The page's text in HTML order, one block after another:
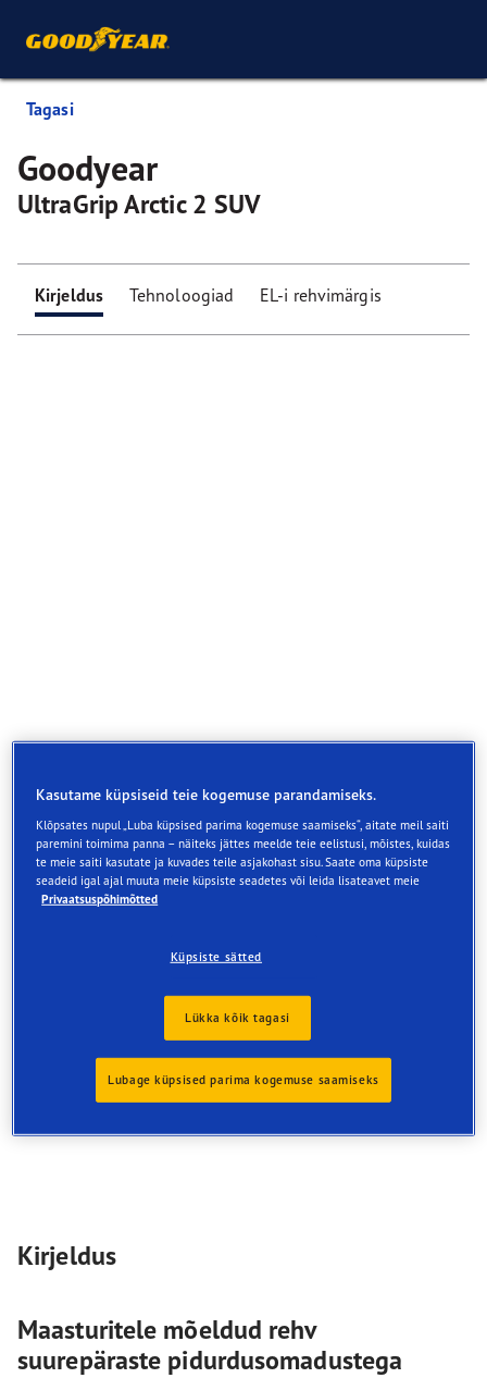
Tagasi
Goodyear
UltraGrip Arctic 2 SUV
Kirjeldus Tehnoloogiad EL-i rehvimärgis
Maasturitele mõeldud rehv suurepäraste
pidurdusomadustega jääl ja lumel
Parem sooritusvõime jääl rehvi kogu eluea jooksul*
Veljekaitse tehnoloogia
Kirjeldus
Maasturitele mõeldud rehv
suurepäraste pidurdusomadustega
Kasutame küpsiseid teie kogemuse parandamiseks.
Klõpsates nupul „Luba küpsised parima kogemuse saamiseks“, aitate meil saiti
paremini toimima panna – näiteks jättes meelde teie eelistusi, mõistes, kuidas
te meie saiti kasutate ja kuvades teile asjakohast sisu. Saate oma küpsiste
seadeid igal ajal muuta meie küpsiste seadetes või leida lisateavet meie
Privaatsuspõhimõtted
Küpsiste sätted
Lükka kõik tagasi
Lubage küpsised parima kogemuse saamiseks